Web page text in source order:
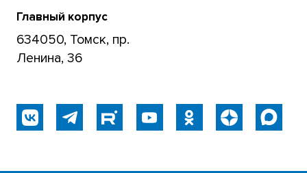
Главный корпус
634050, Томск, пр.
Ленина, 36